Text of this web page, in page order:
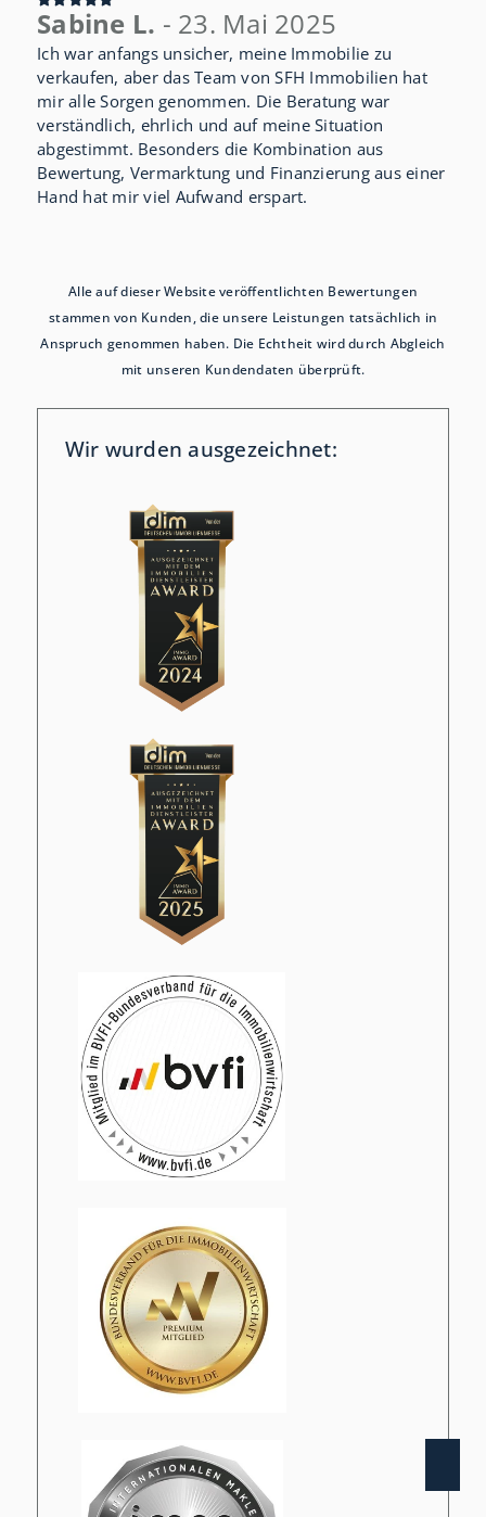
Sabine L. - 23. Mai 2025
Ich war anfangs unsicher, meine Immobilie zu
verkaufen, aber das Team von SFH Immobilien hat
mir alle Sorgen genommen. Die Beratung war
verständlich, ehrlich und auf meine Situation
abgestimmt. Besonders die Kombination aus
Bewertung, Vermarktung und Finanzierung aus einer
Hand hat mir viel Aufwand erspart.
Alle auf dieser Website veröffentlichten Bewertungen
stammen von Kunden, die unsere Leistungen tatsächlich in
Anspruch genommen haben. Die Echtheit wird durch Abgleich
mit unseren Kundendaten überprüft.
Wir wurden ausgezeichnet: